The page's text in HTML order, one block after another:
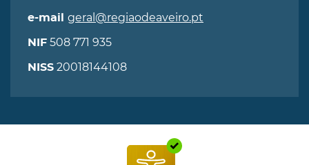
e-mail geral@regiaodeaveiro.pt
NIF 508 771 935
NISS 20018144108